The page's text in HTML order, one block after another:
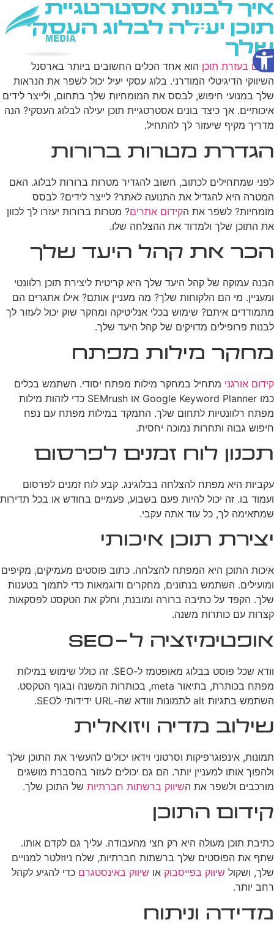
פתח סרגל נגישות
איך לבנות אסטרטגיית
תוכן יעילה לבלוג העסקי
שלך
קידום בעזרת תוכן הוא אחד הכלים החשובים ביותר בארסנל
השיווקי הדיגיטלי המודרני. בלוג עסקי יעיל יכול לשפר את הנראות
שלך במנועי חיפוש, לבסס את המומחיות שלך בתחום, ולייצר לידים
איכותיים. אך כיצד בונים אסטרטגיית תוכן יעילה לבלוג העסקי? הנה
מדריך מקיף שיעזור לך להתחיל.
הגדרת מטרות ברורות
לפני שמתחילים לכתוב, חשוב להגדיר מטרות ברורות לבלוג. האם
המטרה היא להגדיל את התנועה לאתר? לייצר לידים? לבסס
מומחיות? לשפר את הקידום אתרים? מטרות ברורות יעזרו לך לכוון
את התוכן שלך ולמדוד את ההצלחה שלו.
הכר את קהל היעד שלך
הבנה עמוקה של קהל היעד שלך היא קריטית ליצירת תוכן רלוונטי
ומעניין. מי הם הלקוחות שלך? מה מעניין אותם? אילו אתגרים הם
מתמודדים איתם? שימוש בכלי אנליטיקה ומחקר שוק יכול לעזור לך
לבנות פרופילים מדויקים של קהל היעד שלך.
מחקר מילות מפתח
קידום אורגני מתחיל במחקר מילות מפתח יסודי. השתמש בכלים
כמו Google Keyword Planner או SEMrush כדי לזהות מילות
מפתח רלוונטיות לתחום שלך. התמקד במילות מפתח עם נפח
חיפוש גבוה ותחרות נמוכה יחסית.
תכנון לוח זמנים לפרסום
עקביות היא מפתח להצלחה בבלוגינג. קבע לוח זמנים לפרסום
ועמוד בו. זה יכול להיות פעם בשבוע, פעמיים בחודש או בכל תדירות
שמתאימה לך, כל עוד אתה עקבי.
יצירת תוכן איכותי
איכות התוכן היא המפתח להצלחה. כתוב פוסטים מעמיקים, מקיפים
ומועילים. השתמש בנתונים, מחקרים ודוגמאות כדי לתמוך בטענות
שלך. הקפד על כתיבה ברורה ומובנת, וחלק את הטקסט לפסקאות
קצרות עם כותרות משנה.
אופטימיזציה ל-SEO
וודא שכל פוסט בבלוג מאופטמז ל-SEO. זה כולל שימוש במילות
מפתח בכותרת, בתיאור meta, בכותרות המשנה ובגוף הטקסט.
השתמש בתגיות alt לתמונות ווודא שה-URL ידידותי לSEO.
שילוב מדיה ויזואלית
תמונות, אינפוגרפיקות וסרטוני וידאו יכולים להעשיר את התוכן שלך
ולהפוך אותו למעניין יותר. הם גם יכולים לעזור בהסברת מושגים
מורכבים ולשפר את השיווק ברשתות חברתיות של התוכן שלך.
קידום התוכן
כתיבת תוכן מעולה היא רק חצי מהעבודה. עליך גם לקדם אותו.
שתף את הפוסטים שלך ברשתות חברתיות, שלח ניוזלטר למנויים
שלך, ושקול שיווק בפייסבוק או שיווק באינסטגרם כדי להגיע לקהל
רחב יותר.
מדידה וניתוח